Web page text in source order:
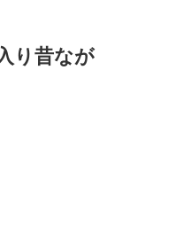
り昔なが